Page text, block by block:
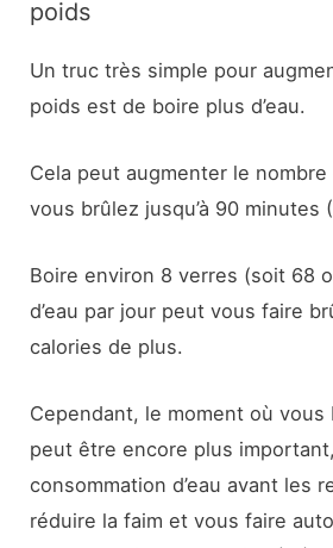
poids
Un truc très simple pour
poids est de boire plus d’eau.
Cela peut augmenter le
vous brûlez jusqu’à 90 minutes (
Boire environ 8 verres (soit 68
d’eau par jour peut vous faire
calories de plus.
Cependant, le moment où vous
peut être encore plus
consommation d’eau avant les
réduire la faim et vous faire